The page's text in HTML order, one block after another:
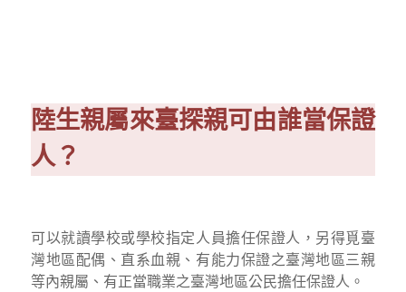
陸生親屬來臺探親可由誰當保證
人？
可以就讀學校或學校指定人員擔任保證人，另得覓臺
灣地區配偶、直系血親、有能力保證之臺灣地區三親
等內親屬、有正當職業之臺灣地區公民擔任保證人。